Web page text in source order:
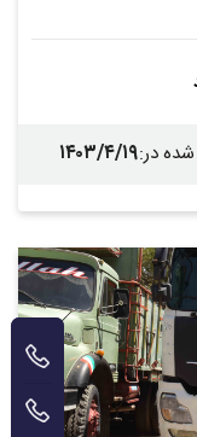
در:۱۴۰۳/۴/۱۹